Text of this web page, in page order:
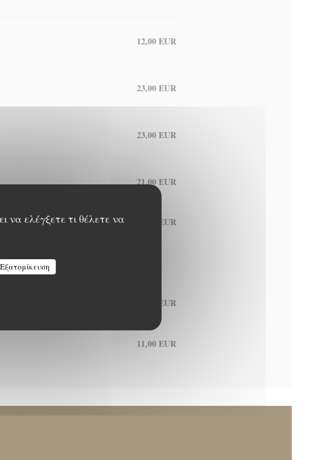
να ελέγξετε τι θέλετε να
Εξατομίκευση
12,00 EUR
23,00 EUR
23,00 EUR
21,00 EUR
23,00 EUR
11,00 EUR
11,00 EUR